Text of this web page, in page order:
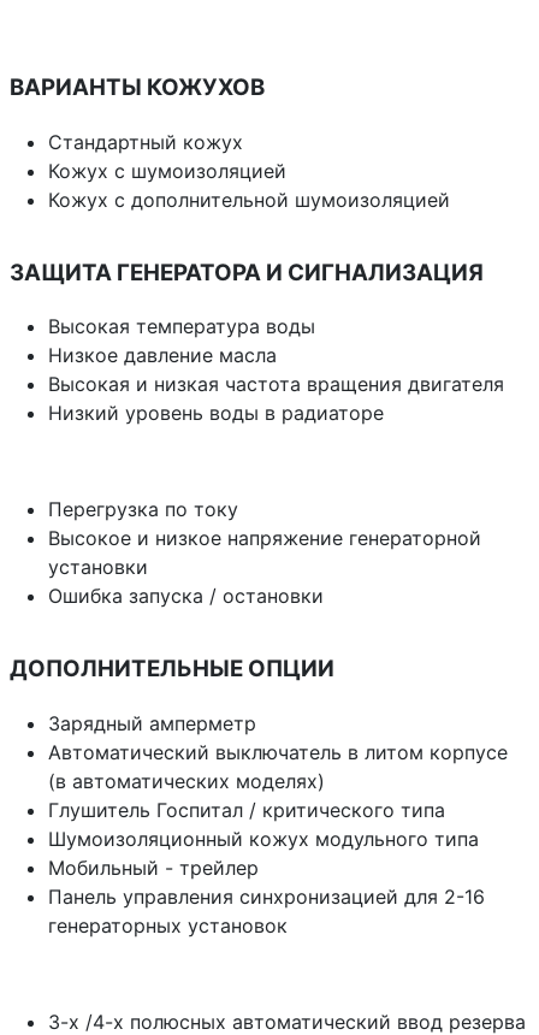
ВАРИАНТЫ КОЖУХОВ
Стандартный кожух
Кожух с шумоизоляцией
Кожух с дополнительной шумоизоляцией
ЗАЩИТА ГЕНЕРАТОРА И СИГНАЛИЗАЦИЯ
Высокая температура воды
Низкое давление масла
Высокая и низкая частота вращения двигателя
Низкий уровень воды в радиаторе
Перегрузка по току
Высокое и низкое напряжение генераторной
установки
Ошибка запуска / остановки
ДОПОЛНИТЕЛЬНЫЕ ОПЦИИ
Зарядный амперметр
Автоматический выключатель в литом корпусе
(в автоматических моделях)
Глушитель Госпитал / критического типа
Шумоизоляционный кожух модульного типа
Мобильный - трейлер
Панель управления синхронизацией для 2-16
генераторных установок
3-х /4-х полюсных автоматический ввод резерва